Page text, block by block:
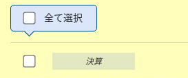
全て選択
決算